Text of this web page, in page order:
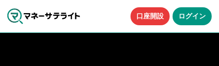
口座開設 ログイン